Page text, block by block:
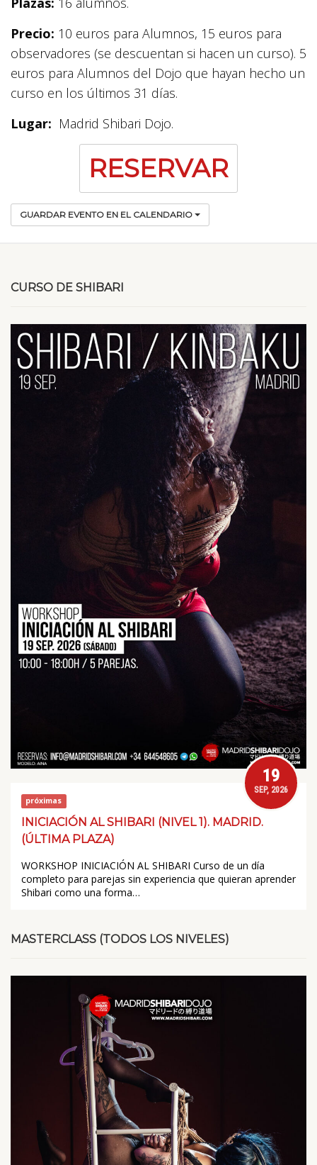
Precio: 10 euros para Alumnos, 15 euros para
observadores (se descuentan si hacen un curso). 5
euros para Alumnos del Dojo que hayan hecho un
curso en los últimos 31 días.
Lugar: Madrid Shibari Dojo.
RESERVAR
GUARDAR EVENTO EN EL CALENDARIO
CURSO DE SHIBARI
próximas
19
SEP, 2026
INICIACIÓN AL SHIBARI (NIVEL 1). MADRID.
(ÚLTIMA PLAZA)
WORKSHOP INICIACIÓN AL SHIBARI Curso de un día
completo para parejas sin experiencia que quieran aprender
Shibari como una forma…
MASTERCLASS (TODOS LOS NIVELES)